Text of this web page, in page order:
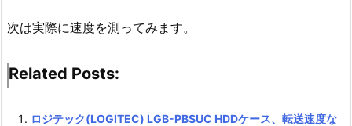
次は実際に速度を測ってみます。
Related Posts:
ロジテック(LOGITEC) LGB-PBSUC HDDケース、転送速度な